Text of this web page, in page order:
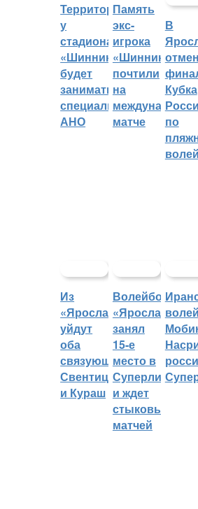
Территорией
у
стадиона
«Шинник»
будет
заниматься
специальное
АНО
Память
экс-
игрока
«Шинника»
почтили
на
матче
В
Кубка
по
Из
«Ярославича»
уйдут
оба
связующих:
Свентицкис
и Кураш
«Ярославич»
занял
15-е
место в
Суперлиге
и ждет
стыковых
матчей